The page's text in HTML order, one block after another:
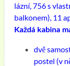
lázní, 756 s
balkonem), 11
Každá kabina
dvě
postel (v